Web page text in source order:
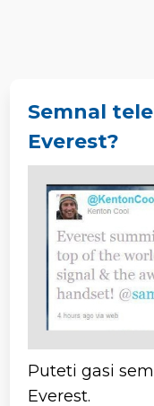
Semnal
Everest?
Puteti gasi
Everest.